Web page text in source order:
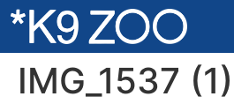
IMG_1537 (1)